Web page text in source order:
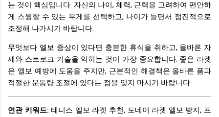
는 것이 핵심입니다. 자신의 나이, 체력, 근력을 고려하여 편안하
게 스윙할 수 있는 무게를 선택하고, 나이가 들면서 점진적으로
조정해 나가시기 바랍니다.
무엇보다 엘보 증상이 있다면 충분한 휴식을 취하고, 올바른 자
세와 스트로크 기술을 익히는 것이 가장 중요합니다. 좋은 라켓
은 엘보 예방에 도움을 주지만, 근본적인 해결책은 올바른 폼과
적절한 운동량 조절에 있다는 점을 잊지 마시기 바랍니다.
연관 키워드: 테니스 엘보 라켓 추천, 도네이 라켓 엘보 방지, 프